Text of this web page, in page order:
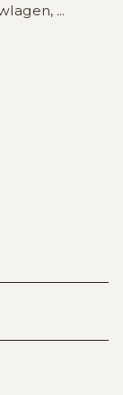
...